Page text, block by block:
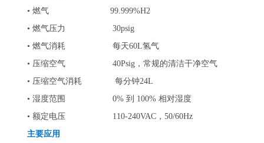
• 燃气 99.999%H2
• 燃气压力 30psig
• 燃气消耗 每天60L氢气
• 压缩空气 40Psig，常规的清洁干净空气
• 压缩空气消耗 每分钟24L
• 湿度范围 0% 到 100% 相对湿度
• 额定电压 110-240VAC，50/60Hz
主要应用